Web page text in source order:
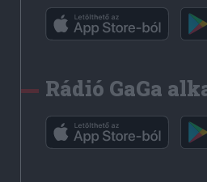
Rádió GaGa